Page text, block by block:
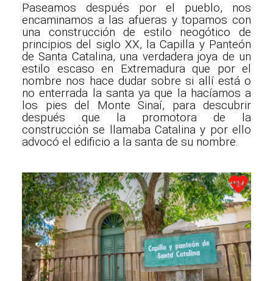
Paseamos después por el pueblo, nos
encaminamos a las afueras y topamos con
una construcción de estilo neogótico de
principios del siglo XX, la Capilla y Panteón
de Santa Catalina, una verdadera joya de un
estilo escaso en Extremadura que por el
nombre nos hace dudar sobre si allí está o
no enterrada la santa ya que la hacíamos a
los pies del Monte Sinaí, para descubrir
después que la promotora de la
construcción se llamaba Catalina y por ello
advocó el edificio a la santa de su nombre.